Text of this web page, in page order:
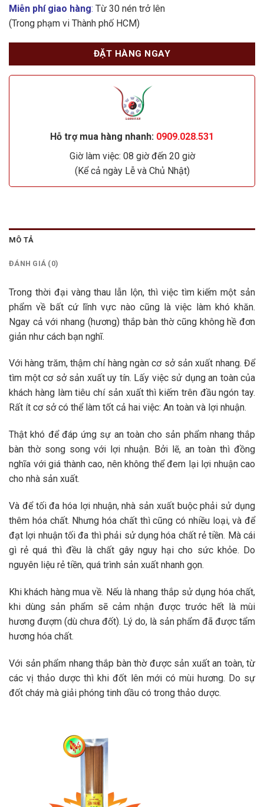
Miễn phí giao hàng: Từ 30 nén trở lên
(Trong phạm vi Thành phố HCM)
ĐẶT HÀNG NGAY
Hỗ trợ mua hàng nhanh: 0909.028.531
Giờ làm việc: 08 giờ đến 20 giờ
(Kể cả ngày Lễ và Chủ Nhật)
MÔ TẢ
ĐÁNH GIÁ (0)
Trong thời đại vàng thau lẫn lộn, thì việc tìm kiếm một sản
phẩm về bất cứ lĩnh vực nào cũng là việc làm khó khăn.
Ngay cả với nhang (hương) thắp bàn thờ cũng không hề đơn
giản như cách bạn nghĩ.
Với hàng trăm, thậm chí hàng ngàn cơ sở sản xuất nhang. Để
tìm một cơ sở sản xuất uy tín. Lấy việc sử dụng an toàn của
khách hàng làm tiêu chí sản xuất thì kiếm trên đầu ngón tay.
Rất ít cơ sở có thể làm tốt cả hai việc: An toàn và lợi nhuận.
Thật khó để đáp ứng sự an toàn cho sản phẩm nhang thắp
bàn thờ song song với lợi nhuận. Bởi lẽ, an toàn thì đồng
nghĩa với giá thành cao, nên không thể đem lại lợi nhuận cao
cho nhà sản xuất.
Và để tối đa hóa lợi nhuận, nhà sản xuất buộc phải sử dụng
thêm hóa chất. Nhưng hóa chất thì cũng có nhiều loại, và để
đạt lợi nhuận tối đa thì phải sử dụng hóa chất rẻ tiền. Mà cái
gì rẻ quá thì đều là chất gây nguy hại cho sức khỏe. Do
nguyên liệu rẻ tiền, quá trình sản xuất nhanh gọn.
Khi khách hàng mua về. Nếu là nhang thắp sử dụng hóa chất,
khi dùng sản phẩm sẽ cảm nhận được trước hết là mùi
hương đượm (dù chưa đốt). Lý do, là sản phẩm đã được tẩm
hương hóa chất.
Với sản phẩm nhang thắp bàn thờ được sản xuất an toàn, từ
các vị thảo dược thì khi đốt lên mới có mùi hương. Do sự
đốt cháy mà giải phóng tinh dầu có trong thảo dược.